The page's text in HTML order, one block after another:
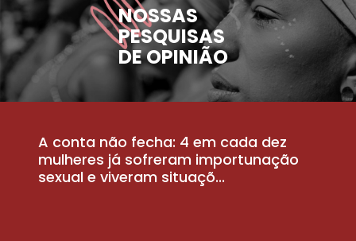
NOSSAS
PESQUISAS
DE OPINIÃO
A conta não fecha: 4 em cada dez
mulheres já sofreram importunação
sexual e viveram situaçõ...